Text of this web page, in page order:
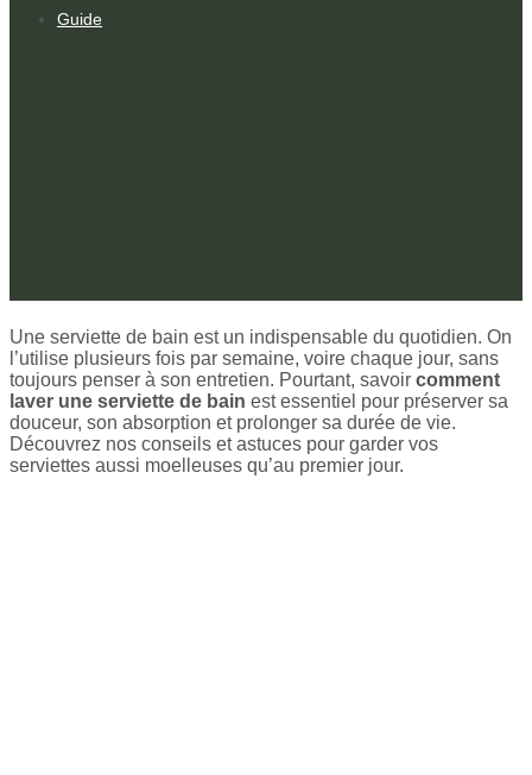
Guide
Une serviette de bain est un indispensable du quotidien. On
l’utilise plusieurs fois par semaine, voire chaque jour, sans
toujours penser à son entretien. Pourtant, savoir comment
laver une serviette de bain est essentiel pour préserver sa
douceur, son absorption et prolonger sa durée de vie.
Découvrez nos conseils et astuces pour garder vos
serviettes aussi moelleuses qu’au premier jour.